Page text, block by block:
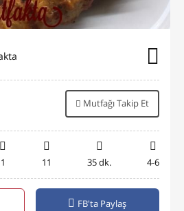
Mutfağı Takip Et
1 11 35 dk. 4-6
FB'ta Paylaş